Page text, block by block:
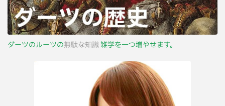
ダーツのルーツの無駄な知識雑学を一つ増やせます。